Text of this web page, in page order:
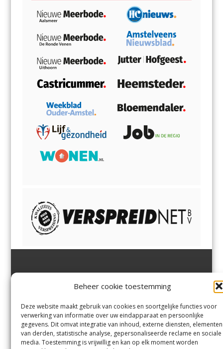
Beheer cookie toestemming
Deze website maakt gebruik van cookies en soortgelijke functies voor
verwerking van informatie over uw eindapparaat en persoonlijke
gegevens. Dit omvat integratie van inhoud, externe diensten, elementen
van derden, statistische analyse, gepersonaliseerde reclame en sociale
media. Toestemming is vrijwillig en kan op elk moment worden
Margadantstraat 34
0255-533900
info@jutter.nlofinfo@hofgee
st.nl
Velserbroek,Velsen-Zuid,
Zuid,Driehuisen
Spaarnwoude.